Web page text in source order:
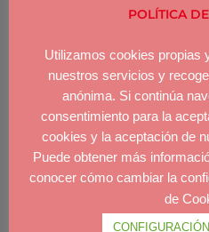
ANATOMÍA APLICADA A
PORCINA.
Dra. Dª M. Victoria Falceto.
REQUERIMIENTOS
EXPLOTACIÓN PORCINA.
D. Francisco Arnillas.
POLÍTICA
Utilizamos cookies propias
nuestros servicios y
anónima. Si continúa
consentimiento para la
cookies y la aceptación de
Puede obtener más
conocer cómo cambiar la
de